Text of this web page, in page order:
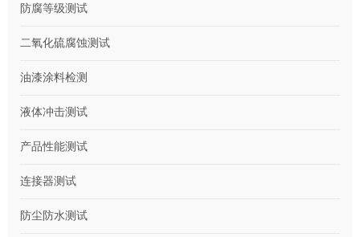
防腐等级测试
二氧化硫腐蚀测试
油漆涂料检测
液体冲击测试
产品性能测试
连接器测试
防尘防水测试